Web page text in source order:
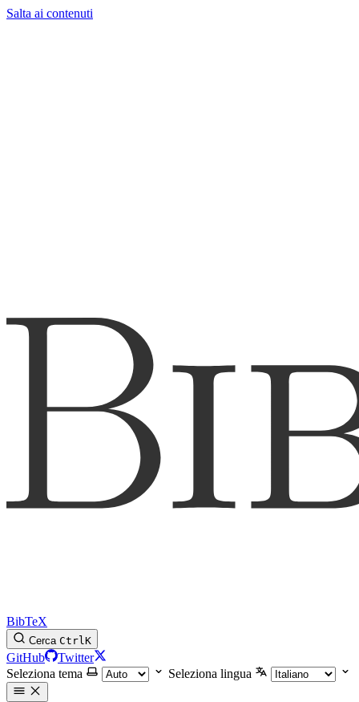
Salta ai contenuti
BibTeX
Cerca CtrlK
GitHub
Twitter
Seleziona tema
Seleziona lingua